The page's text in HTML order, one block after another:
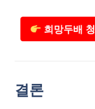
희망두배 청
결론